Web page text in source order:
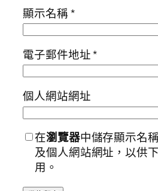
顯示名稱*
電子郵件地址*
個人網站網址
在瀏覽器中儲存顯示名
及個人網站網址，以供
用。